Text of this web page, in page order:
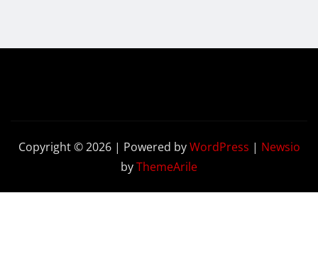
Copyright © 2026 | Powered byWordPress | Newsio
byThemeArile